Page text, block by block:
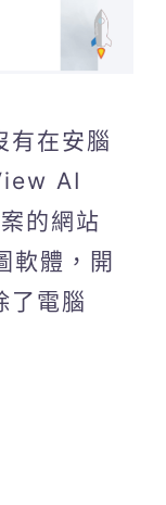
有在安腦
AI
的網站
體，開
了電腦